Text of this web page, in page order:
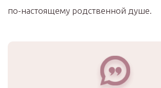
по-настоящему родственной душе.